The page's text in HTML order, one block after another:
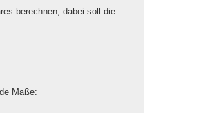
berechnen, dabei soll die
Maße: